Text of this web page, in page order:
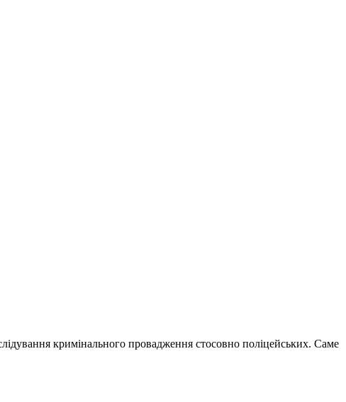
кримінального провадження стосовно поліцейських. Саме